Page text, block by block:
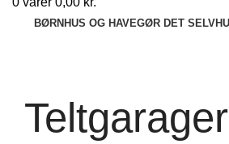
BØRNHUS OG HAVEGØR DET SELV
Teltgarager